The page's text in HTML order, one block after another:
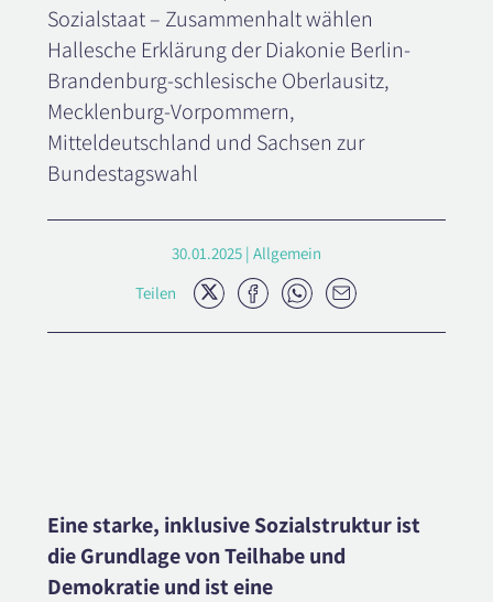
Sozialstaat – Zusammenhalt wählen
Hallesche Erklärung der Diakonie Berlin-
Brandenburg-schlesische Oberlausitz,
Mecklenburg-Vorpommern,
Mitteldeutschland und Sachsen zur
Bundestagswahl
30.01.2025 | Allgemein
Teilen
TwitterFacebook
Whatsapp
E-
Eine starke, inklusive Sozialstruktur ist
die Grundlage von Teilhabe und
Demokratie und ist eine